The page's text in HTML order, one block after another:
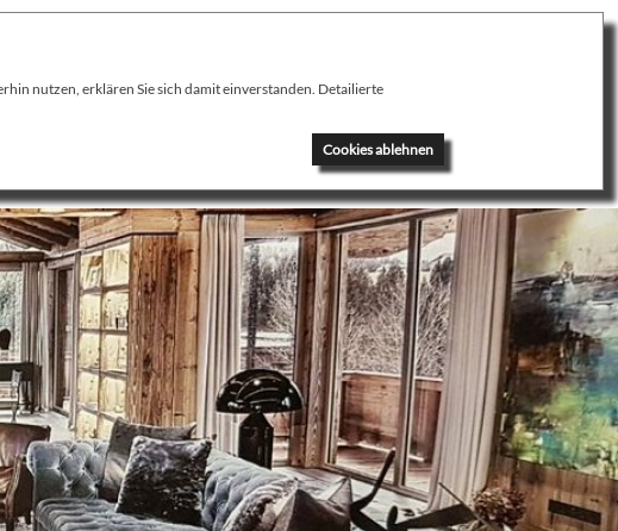
nutzen, erklären Sie sich damit einverstanden. Detailierte
Cookies ablehnen